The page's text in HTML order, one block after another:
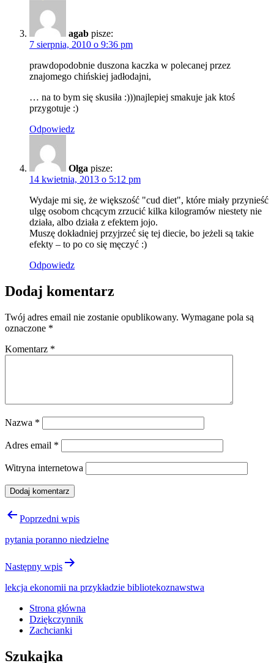
agab pisze:
7 sierpnia, 2010 o 9:36 pm
prawdopodobnie duszona kaczka w polecanej przez
znajomego chińskiej jadłodajni,
… na to bym się skusiła :)))najlepiej smakuje jak ktoś
przygotuje :)
Odpowiedz
Olga pisze:
14 kwietnia, 2013 o 5:12 pm
Wydaje mi się, że większość "cud diet", które miały przynieść
ulgę osobom chcącym zrzucić kilka kilogramów niestety nie
działa, albo działa z efektem jojo.
Muszę dokładniej przyjrzeć się tej diecie, bo jeżeli są takie
efekty – to po co się męczyć :)
Odpowiedz
Dodaj komentarz
Twój adres email nie zostanie opublikowany. Wymagane pola są
oznaczone *
Komentarz *
Nazwa *
Adres email *
Witryna internetowa
Nawigacja
Poprzedni wpis
pytania poranno niedzielne
Następny wpis
lekcja ekonomii na przykładzie bibliotekoznawstwa
Strona główna
Dziękczynnik
Zachcianki
Szukajka